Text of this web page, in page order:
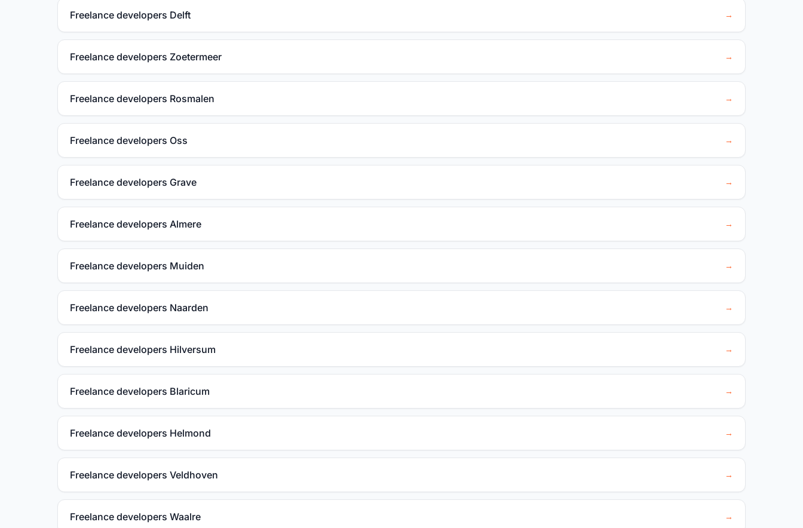
Freelance developers Delft →
Freelance developers Zoetermeer →
Freelance developers Rosmalen →
Freelance developers Oss →
Freelance developers Grave →
Freelance developers Almere →
Freelance developers Muiden →
Freelance developers Naarden →
Freelance developers Hilversum →
Freelance developers Blaricum →
Freelance developers Helmond →
Freelance developers Veldhoven →
Freelance developers Waalre →